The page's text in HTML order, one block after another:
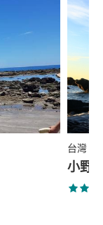
台灣 ·
小野